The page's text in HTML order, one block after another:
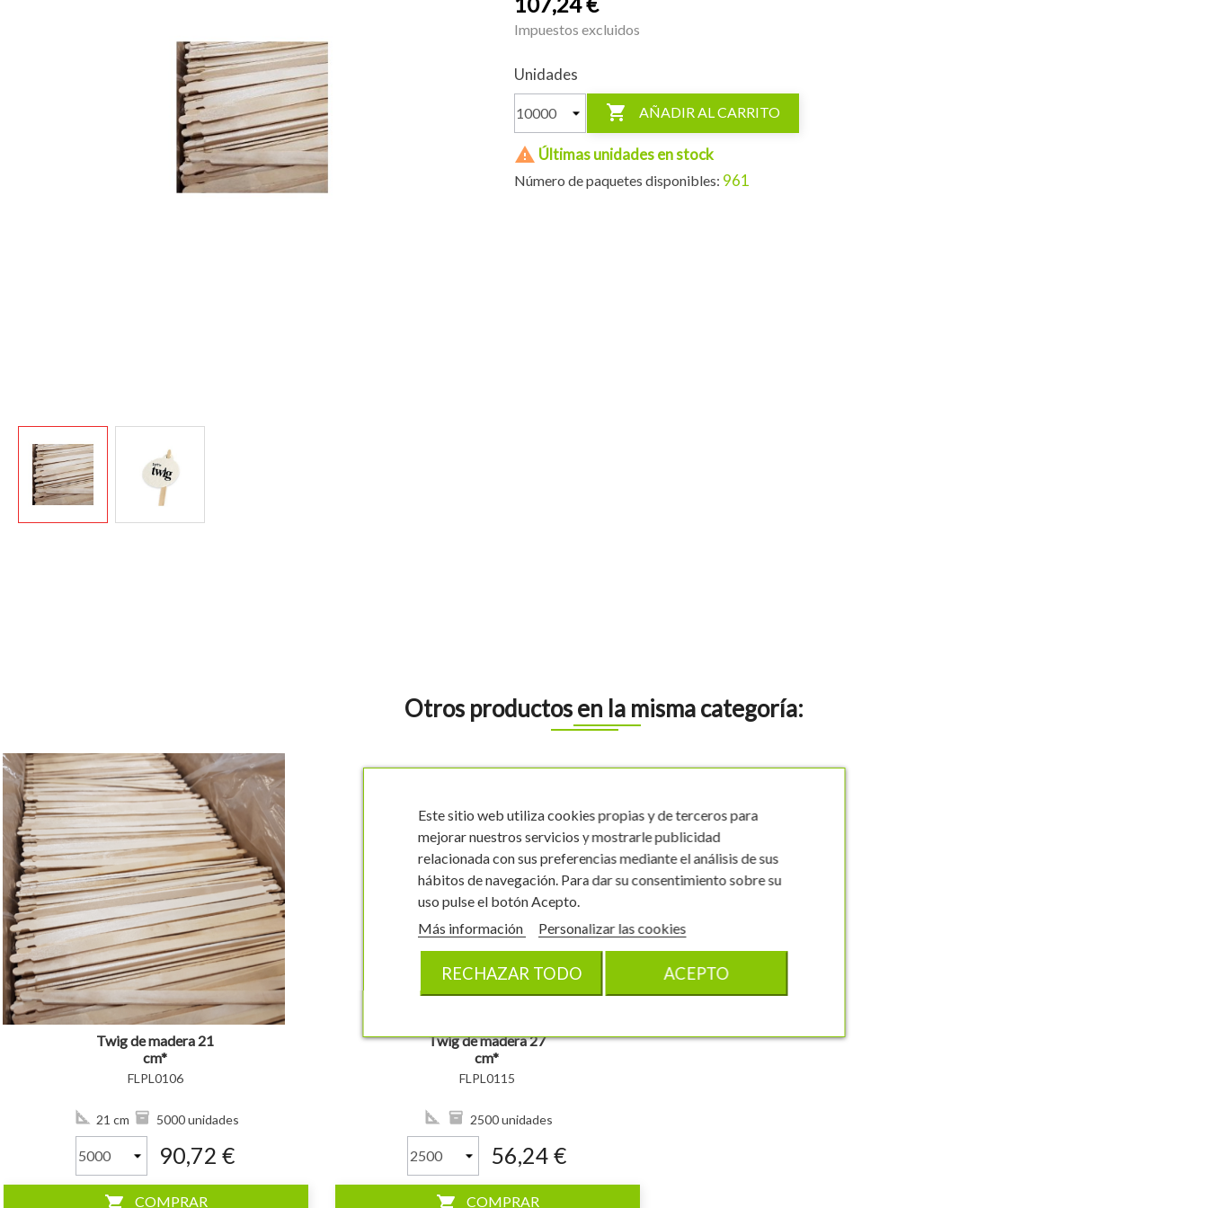
Impuestos excluidos
Unidades
 AÑADIR AL CARRITO
 Últimas unidades en stock
Número de paquetes disponibles: 961
Otros productos en la misma categoría:
Twig de madera 21
cm*
FLPL0106
21 cm 5000 unidades
90,72 €
shopping_cart COMPRAR
visibility
Twig de madera 27
cm*
FLPL0115
2500 unidades
56,24 €
shopping_cart COMPRAR
Este sitio web utiliza cookies propias y de terceros para
mejorar nuestros servicios y mostrarle publicidad
relacionada con sus preferencias mediante el análisis de sus
hábitos de navegación. Para dar su consentimiento sobre su
uso pulse el botón Acepto.
Más información
Personalizar las cookies
RECHAZAR TODO ACEPTO